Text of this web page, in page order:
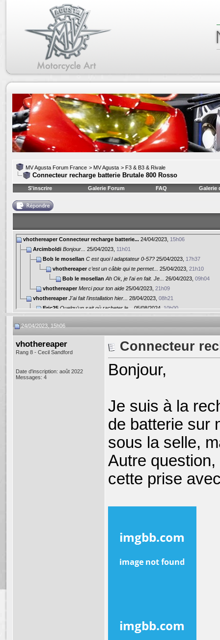
MV Agusta Forum France > MV Agusta > F3 & B3 & Rivale
Connecteur recharge batterie Brutale 800 Rosso
S'inscrire Galerie Forum FAQ Galerie
vhothereaper Connecteur recharge batterie... 24/04/2023, 15h06
Arcimboldi Bonjour... 25/04/2023, 11h01
Bob le mosellan C est quoi l adaptateur 0-57? 25/04/2023, 17h37
vhothereaper c’est un câble qui te permet... 25/04/2023, 21h10
Bob le mosellan Ah Ok, je l'ai en fait. Je... 26/04/2023, 09h04
vhothereaper Merci pour ton aide 25/04/2023, 21h09
vhothereaper J'ai fait l'installation hier... 28/04/2023, 08h21
Eric25 Quelqu'un sait où racheter le... 05/08/2024, 10h00
Eric25 Une idée ?01/07/2025,17h01
24/04/2023, 15h06
vhothereaper
Rang 8 - Cecil Sandford
Date d'inscription: août 2022
Messages: 4
Connecteur
Bonjour,
Je suis à la
de batterie sur
sous la selle,
Autre
cette prise